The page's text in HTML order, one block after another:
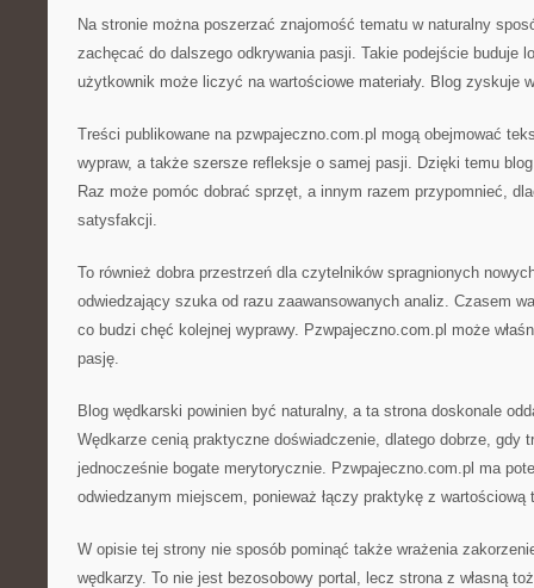
Na stronie można poszerzać znajomość tematu w naturalny
zachęcać do dalszego odkrywania pasji. Takie podejście buduje
użytkownik może liczyć na wartościowe materiały. Blog zyskuje
Treści publikowane na pzwpajeczno.com.pl mogą obejmować
wypraw, a także szersze refleksje o samej pasji. Dzięki temu
Raz może pomóc dobrać sprzęt, a innym razem przypomnieć,
satysfakcji.
To również dobra przestrzeń dla czytelników spragnionych
odwiedzający szuka od razu zaawansowanych analiz. Czasem
co budzi chęć kolejnej wyprawy. Pzwpajeczno.com.pl może
pasję.
Blog wędkarski powinien być naturalny, a ta strona doskonale
Wędkarze cenią praktyczne doświadczenie, dlatego dobrze, gdy
jednocześnie bogate merytorycznie. Pzwpajeczno.com.pl ma
odwiedzanym miejscem, ponieważ łączy praktykę z wartościową
W opisie tej strony nie sposób pominąć także wrażenia
wędkarzy. To nie jest bezosobowy portal, lecz strona z własną